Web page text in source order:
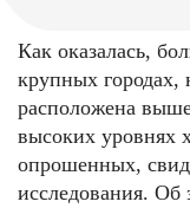
Как оказалась,
крупных городах,
расположена
высоких уровнях
опрошенных,
исследования. Об